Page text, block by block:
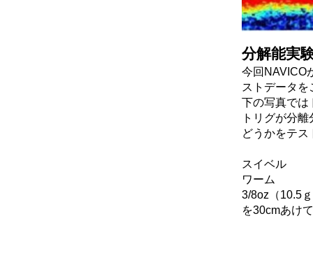
分解能実
今回NAVICO
ストデータを
下の写真では
トリグが分
どうかをテス
スイベル
ワーム
3/8oz（10.5
を30cmあけ